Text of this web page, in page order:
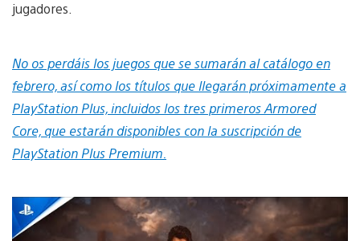
jugadores.
No os perdáis los juegos que se sumarán al catálogo en
febrero, así como los títulos que llegarán próximamente a
PlayStation Plus, incluidos los tres primeros Armored
Core, que estarán disponibles con la suscripción de
PlayStation Plus Premium.